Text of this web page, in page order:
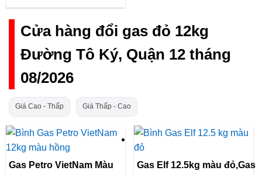
Cửa hàng đổi gas đỏ 12kg
Đường Tô Ký, Quận 12 tháng
08/2026
Giá Cao - Thấp Giá Thấp - Cao
Gas Petro VietNam Màu
Gas Elf 12.5kg màu đỏ,Gas